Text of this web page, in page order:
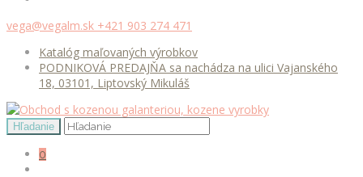
vega@vegalm.sk +421 903 274 471
Katalóg maľovaných výrobkov
PODNIKOVÁ PREDAJŇA sa nachádza na ulici Vajanského
18, 03101, Liptovský Mikuláš
0